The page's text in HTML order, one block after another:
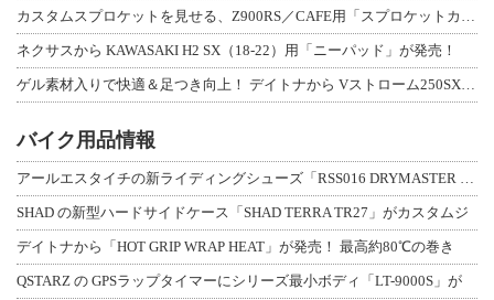
ネクサスから KAWASAKI H2 SX（18-22）用「ニーパッド」が発売！
バイク用品情報
SHAD の新型ハードサイドケース「SHAD TERRA TR27」がカスタムジ
デイトナから「HOT GRIP WRAP HEAT」が発売！ 最高約80℃の巻き
QSTARZ の GPSラップタイマーにシリーズ最小ボディ「LT-9000S」が